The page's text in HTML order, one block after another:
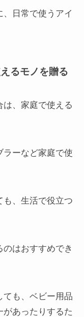
日常で使うアイ
るモノを贈る
、家庭で使える
ラーなど家庭で使
も、生活で役立つ
はおすすめでき
ても、ベビー用品
あったりするた